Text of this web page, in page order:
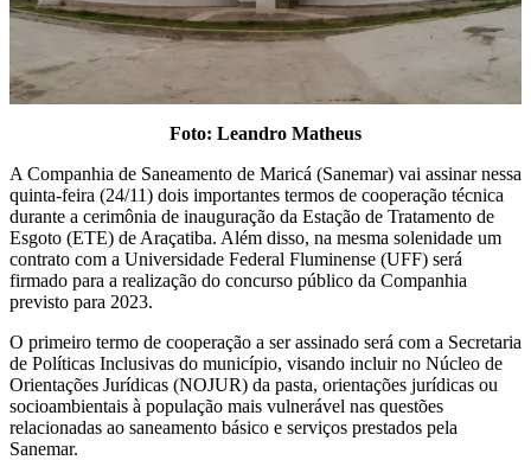
Foto: Leandro Matheus
A Companhia de Saneamento de Maricá (Sanemar) vai assinar nessa
quinta-feira (24/11) dois importantes termos de cooperação técnica
durante a cerimônia de inauguração da Estação de Tratamento de
Esgoto (ETE) de Araçatiba. Além disso, na mesma solenidade um
contrato com a Universidade Federal Fluminense (UFF) será
firmado para a realização do concurso público da Companhia
previsto para 2023.
O primeiro termo de cooperação a ser assinado será com a Secretaria
de Políticas Inclusivas do município, visando incluir no Núcleo de
Orientações Jurídicas (NOJUR) da pasta, orientações jurídicas ou
socioambientais à população mais vulnerável nas questões
relacionadas ao saneamento básico e serviços prestados pela
Sanemar.